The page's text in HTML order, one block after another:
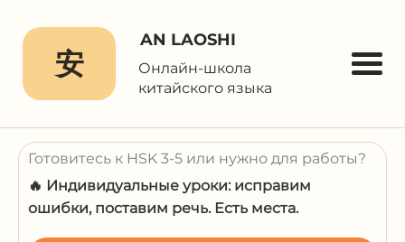
安
AN LAOSHI
Онлайн-школа
китайского языка
Готовитесь к HSK 3-5 или нужно для работы?
🔥 Индивидуальные уроки: исправим
ошибки, поставим речь. Есть места.